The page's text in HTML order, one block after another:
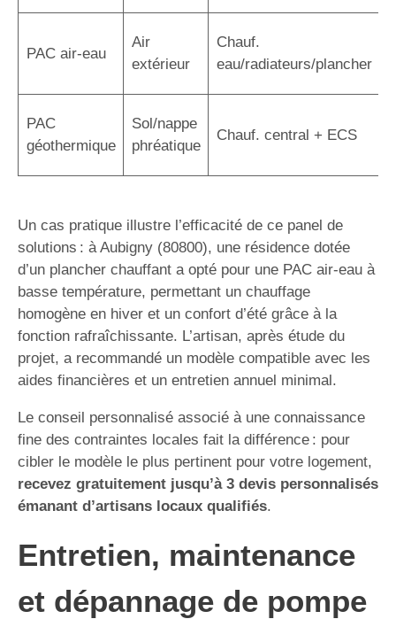
PAC air-eau
Air
extérieur
Chauf.
eau/radiateurs/plancher
PAC
géothermique
Sol/nappe
phréatique
Chauf. central + ECS
Un cas pratique illustre l’efficacité de ce panel de
solutions : à Aubigny (80800), une résidence dotée
d’un plancher chauffant a opté pour une PAC air-eau à
basse température, permettant un chauffage
homogène en hiver et un confort d’été grâce à la
fonction rafraîchissante. L’artisan, après étude du
projet, a recommandé un modèle compatible avec les
aides financières et un entretien annuel minimal.
Le conseil personnalisé associé à une connaissance
fine des contraintes locales fait la différence : pour
cibler le modèle le plus pertinent pour votre logement,
recevez gratuitement jusqu’à 3 devis personnalisés
émanant d’artisans locaux qualifiés.
Entretien, maintenance
et dépannage de pompe